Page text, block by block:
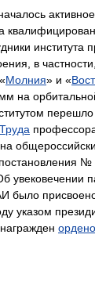
института
в
Молния» и «
на
перешло
№
увековечении
было
указом